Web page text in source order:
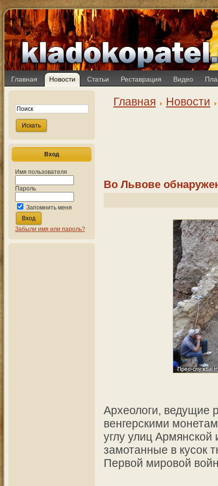
Главная Новости Статьи Реставрация Видео
Вход
Имя пользователя
Пароль
Запомнить меня
Забыли имя или пароль?
Главная Новости
Во Львове
Археологи, ведущие
венгерскими
углу улиц Армянской
замотанные в кусок
Первой мировой